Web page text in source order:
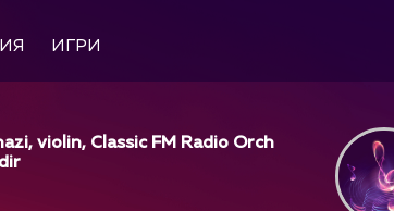
ИГРИ
violin, Classic FM Radio Orch